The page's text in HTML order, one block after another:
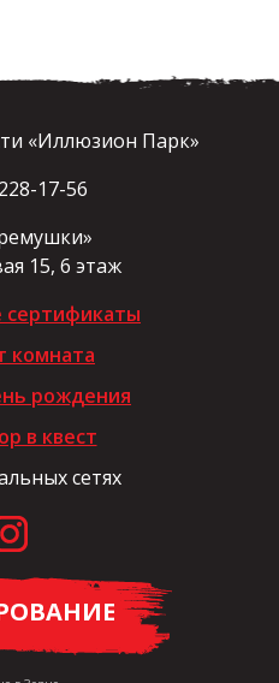
«Иллюзион Парк»
17-56
15, 6 этаж
комната
рождения
в квест
сетях